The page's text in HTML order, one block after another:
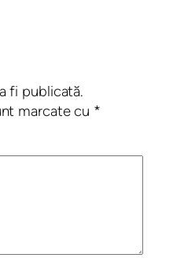
fi publicată.
marcate cu *